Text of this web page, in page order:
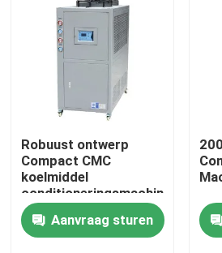
Producten
Over Ons
Robuust ontwerp
Compact CMC
koelmiddel
conditioneringsmachine
Aanvraag sturen